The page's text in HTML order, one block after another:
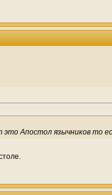
Апостол язычников то